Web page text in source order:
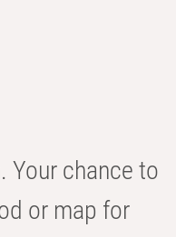
Your chance to
or map for